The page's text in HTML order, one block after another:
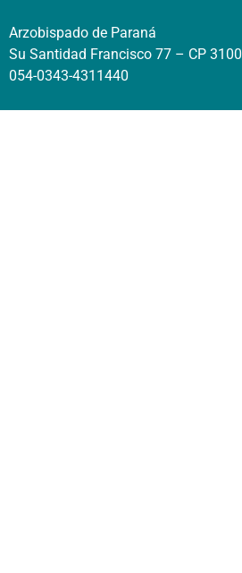
Arzobispado de Paraná
Su Santidad Francisco 77 – CP 3100
054-0343-4311440